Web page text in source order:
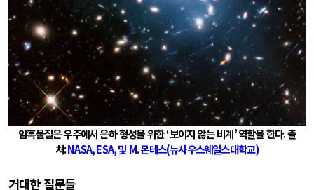
암흑물질은 우주에서 은하 형성을 위한‘보이지 않는 비계’역할을 한다. 출
처:NASA, ESA,및 M.몬테스(뉴사우스웨일스대학교)
거대한 질문들